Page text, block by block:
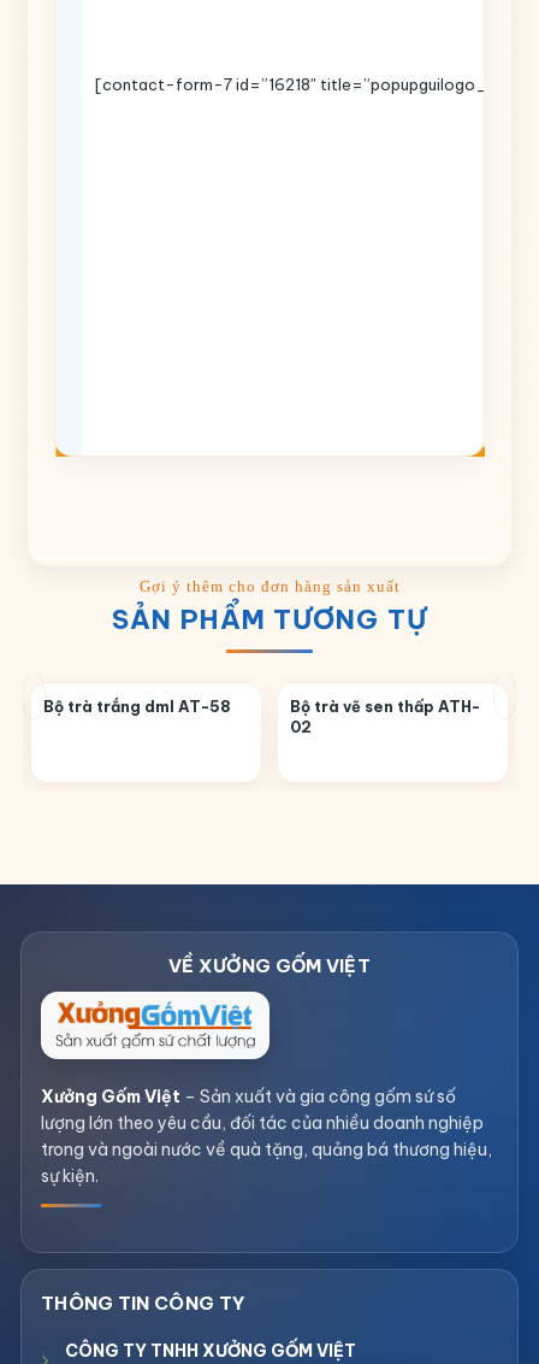
[contact-form-7 id=”16218″
SẢN PHẨM TƯƠNG TỰ
Bộ trà trắng dml AT-58
Bộ trà vẽ sen thấp ATH-
02
Xưởng Gốm Việt – Sản xuất và gia công gốm sứ số
lượng lớn theo yêu cầu, đối tác của nhiều doanh nghiệp
trong và ngoài nước về quà tặng, quảng bá thương hiệu,
sự kiện.
CÔNG TY TNHH XƯỞNG GỐM VIỆT